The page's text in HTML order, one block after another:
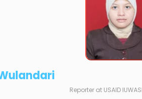
Reporter at USAID